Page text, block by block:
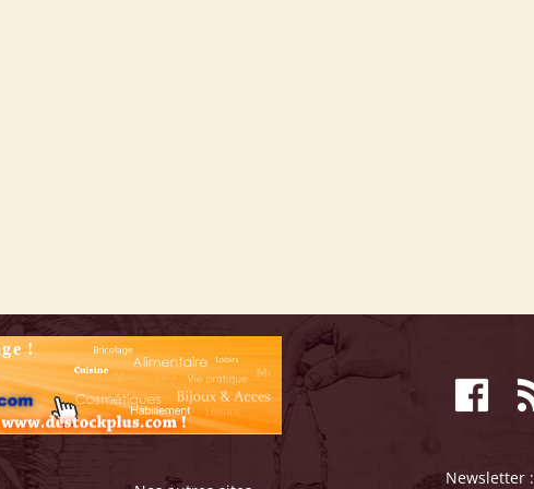
Newsletter :